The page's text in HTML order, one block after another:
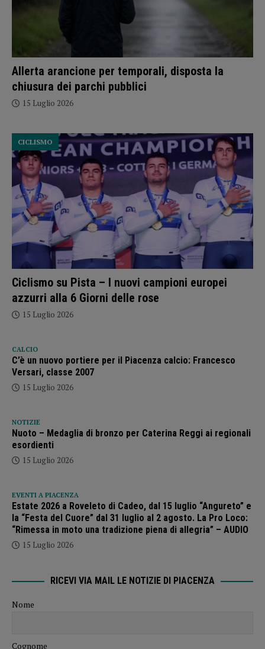
Allerta arancione per temporali, disposta la
chiusura dei parchi pubblici
15 Luglio 2026
Ciclismo su Pista – I nuovi campioni europei
azzurri alla 6 Giorni delle rose
CICLISMO
15 Luglio 2026
CALCIO
C’è un nuovo portiere per il Piacenza calcio: Francesco
Versari, classe 2007
15 Luglio 2026
NOTIZIE
Nuoto – Medaglia di bronzo per Caterina Reggi ai regionali
esordienti
15 Luglio 2026
EVENTI A PIACENZA
Estate 2026 a Roveleto di Cadeo, dal 15 luglio “Angureto” e
la “Festa del Cuore” dal 31 luglio al 2 agosto. La Pro Loco:
“Rimessa in moto una tradizione piena di allegria” – AUDIO
15 Luglio 2026
RICEVI VIA MAIL LE NOTIZIE DI PIACENZA
Nome
Cognome